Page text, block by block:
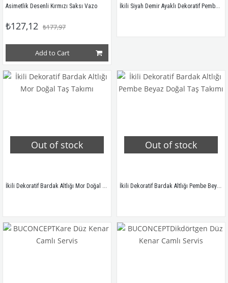
Asimetlik Desenli Kırmızı Saksı Vazo
₺127,12 ₺177,97
Add to Cart
İkili Siyah Demir Ayaklı Dekoratif Pembe Doğal Taş Takımı
Out of stock
İkili Dekoratif Bardak Altlığı Mor Doğal Taş Takımı
Out of stock
İkili Dekoratif Bardak Altlığı Pembe Beyaz Doğal Taş Takımı